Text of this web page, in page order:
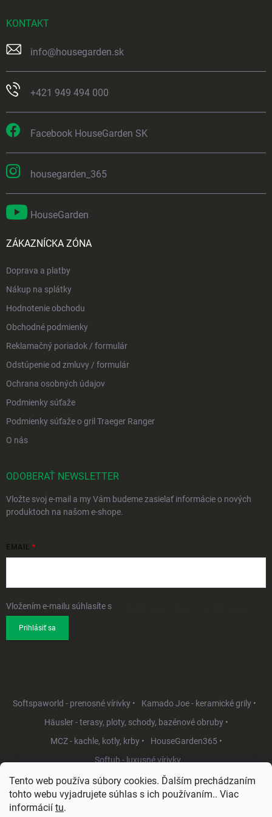
Tento web používa súbory cookies. Ďalším prechádzaním
tohto webu vyjadrujete súhlas s ich používaním.. Viac
informácií tu.
KONTAKT
info@housegarden.sk
+421 949 494 000
Facebook HouseGarden SK
housegarden_365
HouseGarden
ZÁKAZNÍCKA ZÓNA
Doprava a platby
Nákup na splátky
Hodnotenie obchodu
Obchodné podmienky
Reklamačný poriadok / formulár
Odstúpenie od zmluvy / formulár
Ochrana osobných údajov
Podmienky súťaže
Podmienky súťaže o gril Traeger Ranger
O nás
ODOBERAŤ NEWSLETTER
Vložte svoj e-mail a my Vám budeme zasielať informácie o nových
produktoch na našom e-shope.
EMAIL
Vložením e-mailu súhlasíte s
Prihlásiť sa
Softspaworld - prenosné vírivky •
Kamado Joe - keramické grily •
Häusler - terasy, ploty, schody, bazénové obruby •
MCZ - kachle, kotly, krby •
HouseGarden365 •
Softub - luxusné vírivky